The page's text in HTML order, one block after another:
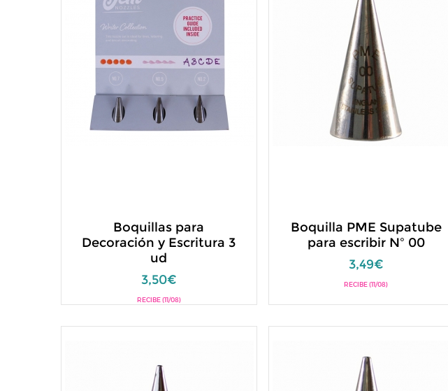
Boquillas para
Decoración y Escritura 3
ud
3,50€
RECIBE (11/08)
Boquilla PME Supatube
para escribir Nº 00
3,49€
RECIBE (11/08)